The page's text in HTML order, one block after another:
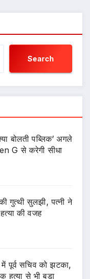
Search
बोलती पब्लिक’ अगले
G से करेगी सीधा
गुत्थी सुलझी, पत्नी ने
की वजह
पूर्व सचिव को झटका,
हत्या से भी बड़ा